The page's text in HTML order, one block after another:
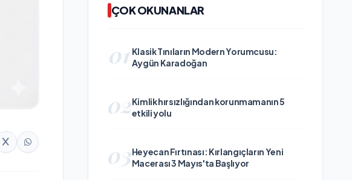
ÇOK OKUNANLAR
01 Klasik Tınıların Modern Yorumcusu:
Aygün Karadoğan
02Kimlik hırsızlığından korunmamanın 5
etkili yolu
03Heyecan Fırtınası: Kırlangıçların Yeni
Macerası 3 Mayıs'ta Başlıyor